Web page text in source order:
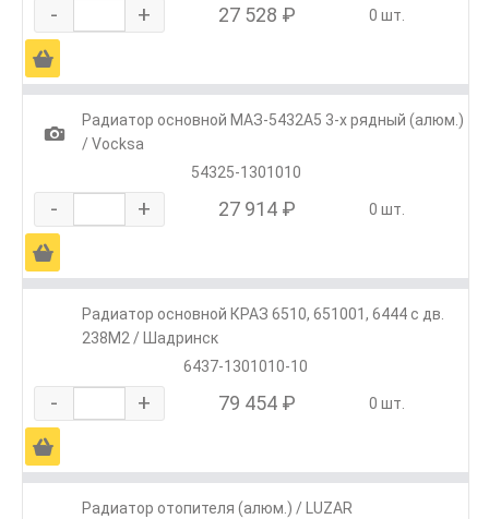
- + 27 528 ₽ 0 шт.
Ä
1
Радиатор основной МАЗ-5432А5 3-х рядный (алюм.)
/ Vocksa
54325-1301010
- + 27 914 ₽ 0 шт.
Ä
Радиатор основной КРАЗ 6510, 651001, 6444 с дв.
238М2 / Шадринск
6437-1301010-10
- + 79 454 ₽ 0 шт.
Ä
Радиатор отопителя (алюм.) / LUZAR